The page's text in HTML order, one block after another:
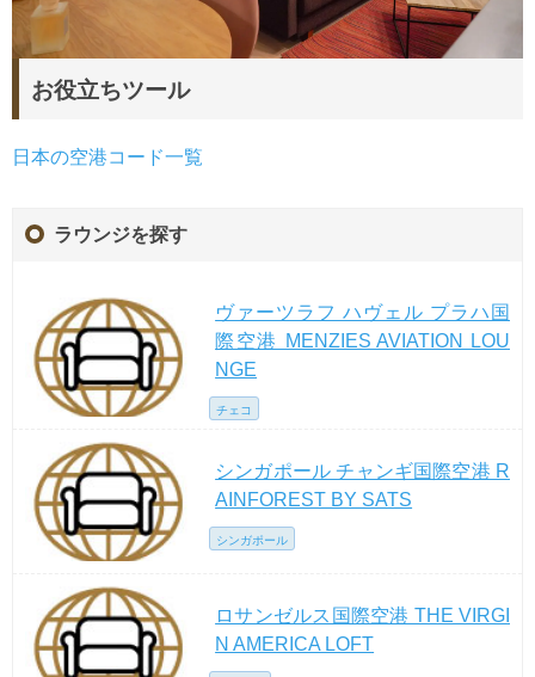
お役立ちツール
日本の空港コード一覧
ラウンジを探す
ヴァーツラフ ハヴェル プラハ国
際空港 MENZIES AVIATION LOU
NGE
チェコ
シンガポール チャンギ国際空港 R
AINFOREST BY SATS
シンガポール
ロサンゼルス国際空港 THE VIRGI
N AMERICA LOFT